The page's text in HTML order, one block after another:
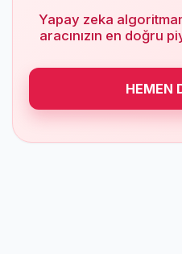
Yapay zeka
aracınızın en doğru
HEMEN